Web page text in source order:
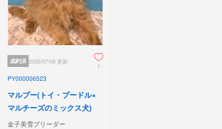
成約済 2026/07/08 更新
1
PY000006523
マルプー(トイ・プードル×
マルチーズのミックス犬)
金子美雪ブリーダー